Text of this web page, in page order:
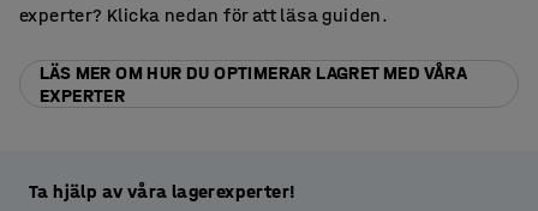
experter? Klicka nedan för att läsa guiden.
LÄS MER OM HUR DU OPTIMERAR LAGRET MED VÅRA
EXPERTER
Ta hjälp av våra lagerexperter!